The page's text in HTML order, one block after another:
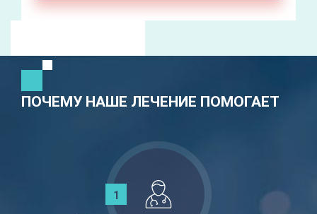
ПОЧЕМУ НАШЕ ЛЕЧЕНИЕ ПОМОГАЕТ